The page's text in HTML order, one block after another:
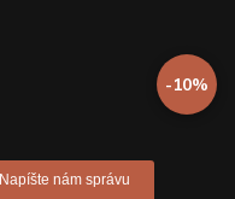
Napíšte nám správu
-10%